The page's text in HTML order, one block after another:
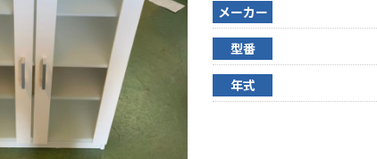
メーカー
型番
年式